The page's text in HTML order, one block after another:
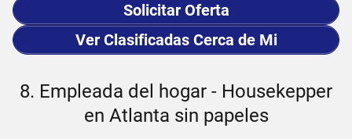
Solicitar Oferta
Ver Clasificadas Cerca de Mi
8. Empleada del hogar - Housekepper
en Atlanta sin papeles